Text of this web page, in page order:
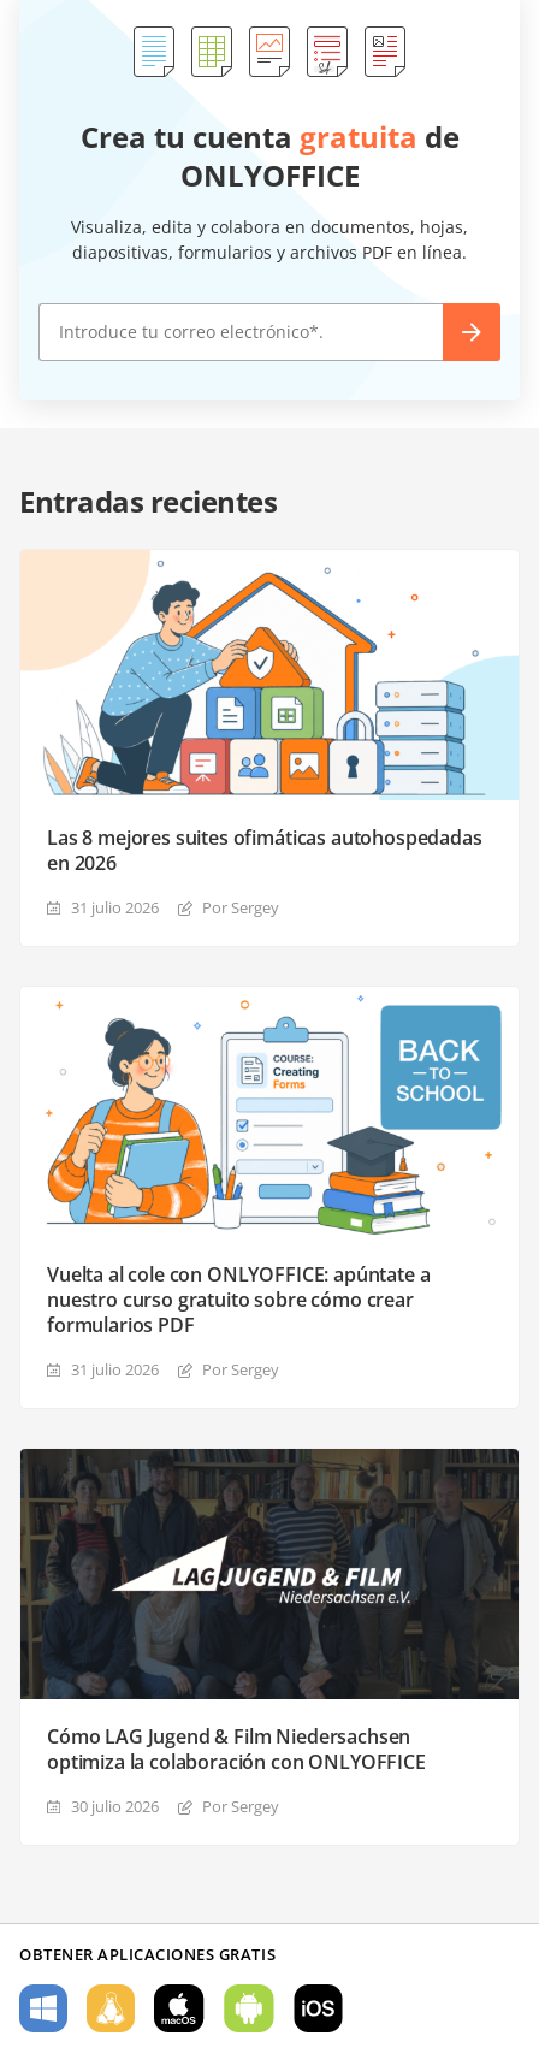
Crea tu cuenta gratuita de
ONLYOFFICE
Visualiza, edita y colabora en documentos, hojas,
diapositivas, formularios y archivos PDF en línea.
Entradas recientes
Las 8 mejores suites ofimáticas autohospedadas
en 2026
31 julio 2026 Por Sergey
Vuelta al cole con ONLYOFFICE: apúntate a
nuestro curso gratuito sobre cómo crear
formularios PDF
31 julio 2026 Por Sergey
Cómo LAG Jugend & Film Niedersachsen
optimiza la colaboración con ONLYOFFICE
30 julio 2026 Por Sergey
OBTENER APLICACIONES GRATIS